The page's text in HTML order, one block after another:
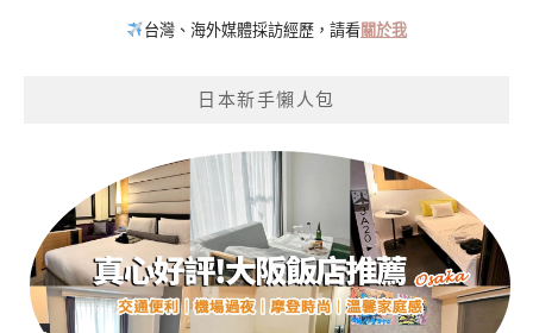
台灣、海外媒體採訪經歷，請看關於我
日本新手懶人包